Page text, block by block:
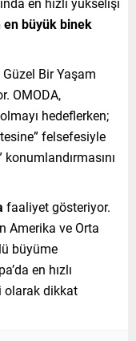
en büyük binek
Güzel Bir Yaşam
OMODA,
hedeflerken;
felsefesiyle
faaliyet gösteriyor.
Amerika ve Orta
büyüme
en hızlı
olarak dikkat